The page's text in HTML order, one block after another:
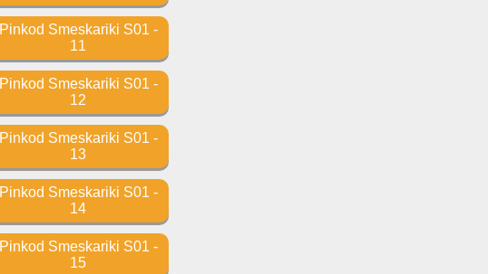
Pinkod Smeskariki S01 -
11
Pinkod Smeskariki S01 -
12
Pinkod Smeskariki S01 -
13
Pinkod Smeskariki S01 -
14
Pinkod Smeskariki S01 -
15